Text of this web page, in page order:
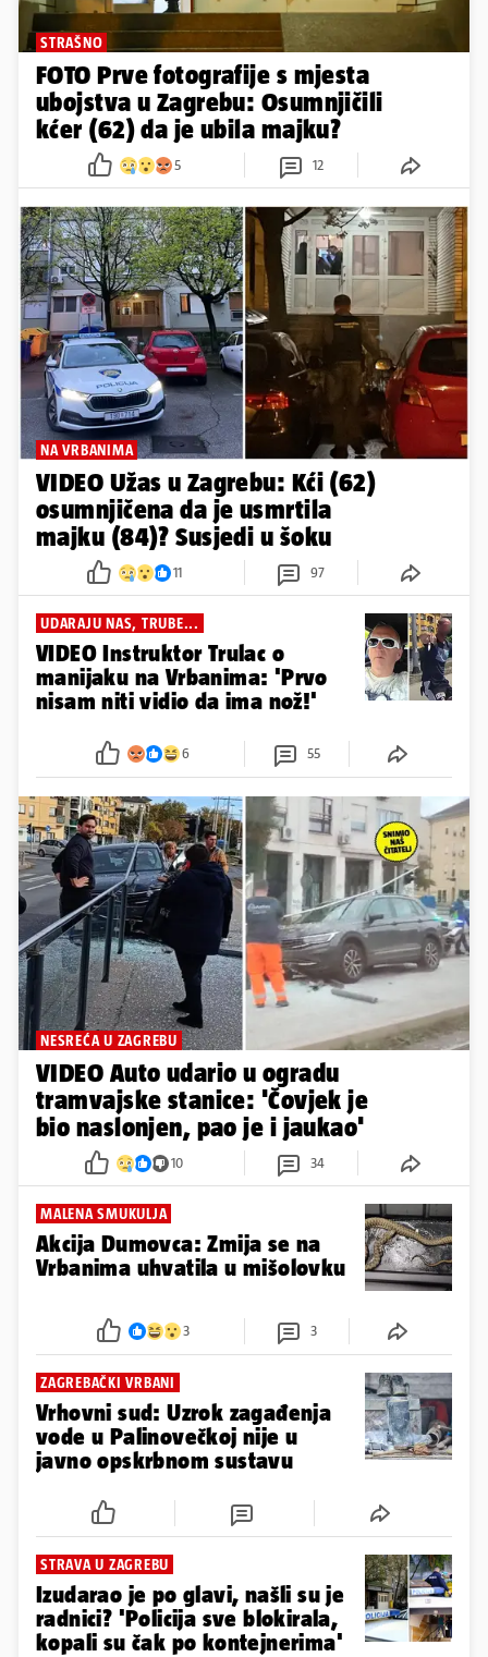
STRAŠNO
FOTO Prve fotografije s mjesta
ubojstva u Zagrebu: Osumnjičili
kćer (62) da je ubila majku?
5 12
NA VRBANIMA
VIDEO Užas u Zagrebu: Kći (62)
osumnjičena da je usmrtila
majku (84)? Susjedi u šoku
11 97
UDARAJU NAS, TRUBE...
VIDEO Instruktor Trulac o
manijaku na Vrbanima: 'Prvo
nisam niti vidio da ima nož!'
6 55
NESREĆA U ZAGREBU
VIDEO Auto udario u ogradu
tramvajske stanice: 'Čovjek je
bio naslonjen, pao je i jaukao'
10 34
MALENA SMUKULJA
Akcija Dumovca: Zmija se na
Vrbanima uhvatila u mišolovku
3 3
ZAGREBAČKI VRBANI
Vrhovni sud: Uzrok zagađenja
vode u Palinovečkoj nije u
javno opskrbnom sustavu
STRAVA U ZAGREBU
Izudarao je po glavi, našli su je
radnici? 'Policija sve blokirala,
kopali su čak po kontejnerima'